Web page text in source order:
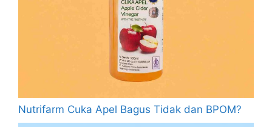
Nutrifarm Cuka Apel Bagus Tidak dan BPOM?